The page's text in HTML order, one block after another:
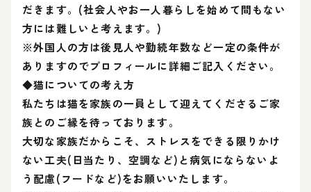
だきます。(社会人やお一人暮らしを始めて間もない
方には難しいと考えます。)
※外国人の方は後見人や勤続年数など一定の条件が
ありますのでプロフィールに詳細ご記入ください。
◆猫についての考え方
私たちは猫を家族の一員として迎えてくださるご家
族とのご縁を待っております。
大切な家族だからこそ、ストレスをできる限りかけ
ない工夫(日当たり、空調など)と病気にならないよ
う配慮(フードなど)をお願いいたします。